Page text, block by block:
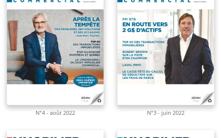
N°4 - août 2022 N°3 - juin 2022